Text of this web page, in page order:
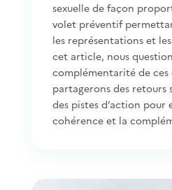
sexuelle de façon
volet préventif
les représentations et
cet article, nous
complémentarité de ces
partagerons des retours
des pistes d’action pour
cohérence et la